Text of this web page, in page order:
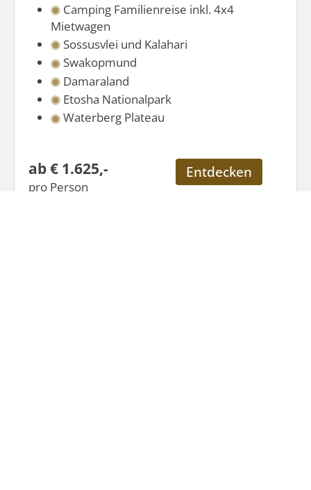
Camping Familienreise inkl. 4x4
Mietwagen
Sossusvlei und Kalahari
Swakopmund
Damaraland
Etosha Nationalpark
Waterberg Plateau
ab € 1.625,-
pro Person
Entdecken